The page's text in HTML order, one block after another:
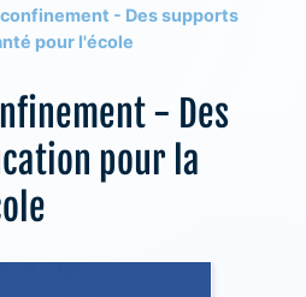
- Des supports
pour l'école
- Des
pour la